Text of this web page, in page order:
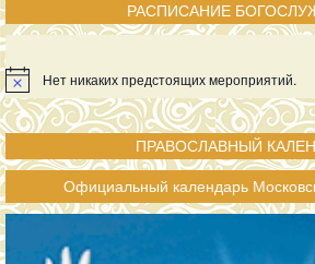
РАСПИСАНИЕ
Нет никаких предстоящих мероприятий.
ПРАВОСЛАВНЫЙ
Официальный календарь